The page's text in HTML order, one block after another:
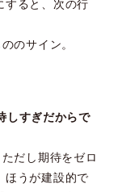
すると、次の行
のサイン。
しすぎだからで
だし期待をゼロ
ほうが建設的で